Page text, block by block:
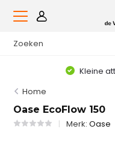
Kleine
Home
Oase EcoFlow 150
Merk:Oase